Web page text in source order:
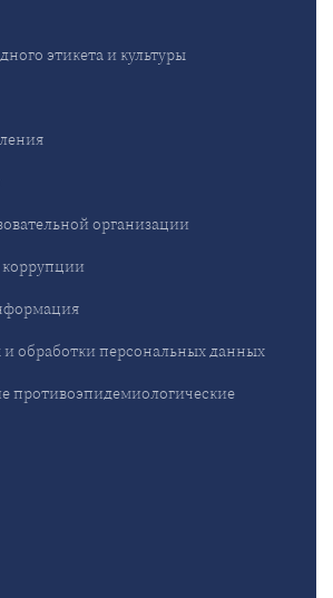
этикета и культуры
организации
обработки персональных данных
противоэпидемиологические